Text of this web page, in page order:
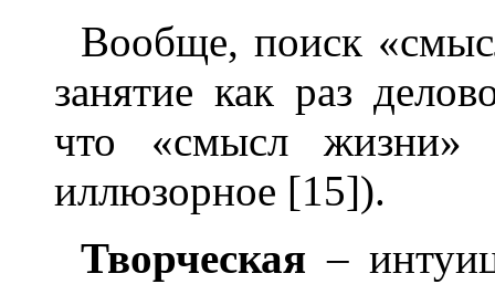
Вообще, поиск
занятие как раз
что «смысл жизни»
иллюзорное [15]).
Творческая –